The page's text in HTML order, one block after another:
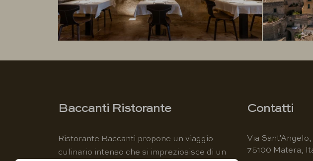
Baccanti Ristorante
Ristorante Baccanti propone un viaggio
culinario intenso che si impreziosisce di un
Contatti
Via Sant'Angelo,
75100 Matera,